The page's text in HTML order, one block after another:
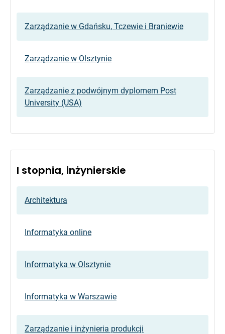
Zarządzanie w Gdańsku, Tczewie i Braniewie
Zarządzanie w Olsztynie
Zarządzanie z podwójnym dyplomem Post
University (USA)
I stopnia, inżynierskie
Architektura
Informatyka online
Informatyka w Olsztynie
Informatyka w Warszawie
Zarządzanie i inżynieria produkcji